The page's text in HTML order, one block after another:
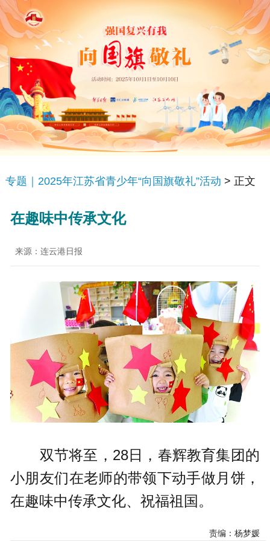
专题｜2025年江苏省青少年“向国旗敬礼”活动 > 正文
在趣味中传承文化
来源：连云港日报
双节将至，28日，春辉教育集团的
小朋友们在老师的带领下动手做月饼，
在趣味中传承文化、祝福祖国。
责编：杨梦媛